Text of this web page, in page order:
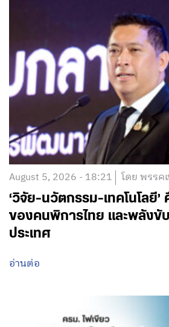
August 5, 2026 - 18:21 โดย พรรค
‘วิจัย-นวัตกรรม-เทคโนโลยี’
ของคนพิการไทย และพลังขั
ประเทศ
อ่านต่อ